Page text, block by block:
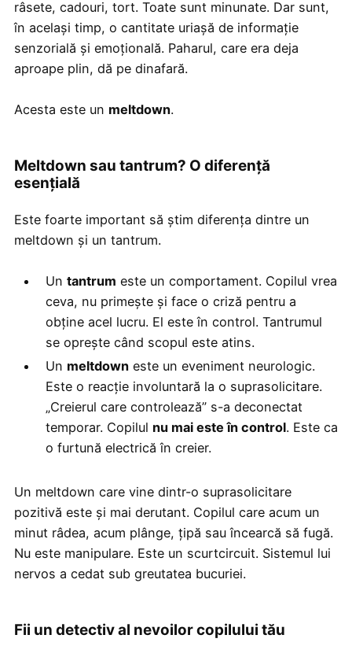
râsete, cadouri, tort. Toate sunt minunate. Dar sunt,
în același timp, o cantitate uriașă de informație
senzorială și emoțională. Paharul, care era deja
aproape plin, dă pe dinafară.
Acesta este un meltdown.
Meltdown sau tantrum? O diferență
esențială
Este foarte important să știm diferența dintre un
meltdown și un tantrum.
Un tantrum este un comportament. Copilul vrea
ceva, nu primește și face o criză pentru a
obține acel lucru. El este în control. Tantrumul
se oprește când scopul este atins.
Un meltdowneste un eveniment neurologic.
Este o reacție involuntară la o suprasolicitare.
„Creierul care controlează” s-a deconectat
temporar. Copilul nu mai este în control. Este ca
o furtună electrică în creier.
Un meltdown care vine dintr-o suprasolicitare
pozitivă este și mai derutant. Copilul care acum un
minut râdea, acum plânge, țipă sau încearcă să fugă.
Nu este manipulare. Este un scurtcircuit. Sistemul lui
nervos a cedat sub greutatea bucuriei.
Fii un detectiv al nevoilor copilului tău